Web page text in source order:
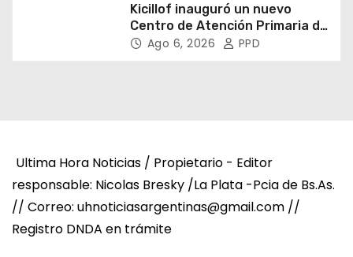
Kicillof inauguró un nuevo
Centro de Atención Primaria de
la Salud
Ago 6, 2026 PPD
Ultima Hora Noticias / Propietario - Editor
responsable: Nicolas Bresky /La Plata -Pcia de Bs.As.
// Correo: uhnoticiasargentinas@gmail.com //
Registro DNDA en trámite